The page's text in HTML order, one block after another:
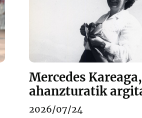
Mercedes Kareaga,
ahanzturatik
2026/07/24